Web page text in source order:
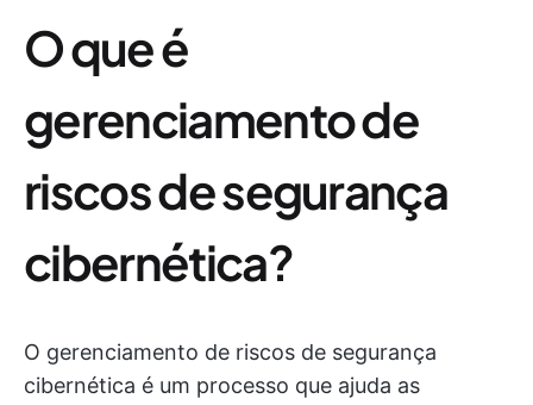
O que é
gerenciamento de
riscos de segurança
cibernética?
O gerenciamento de riscos de segurança
cibernética é um processo que ajuda as